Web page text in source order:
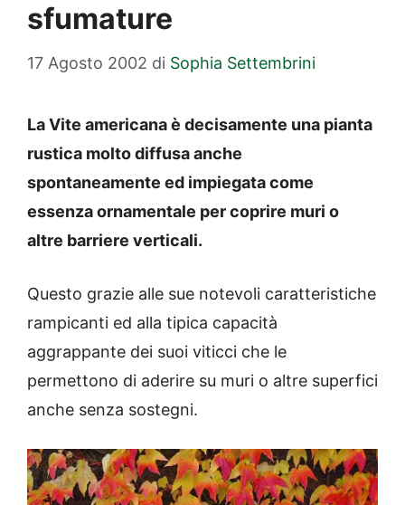
sfumature
17 Agosto 2002 di Sophia Settembrini
La Vite americana è decisamente una pianta
rustica molto diffusa anche
spontaneamente ed impiegata come
essenza ornamentale per coprire muri o
altre barriere verticali.
Questo grazie alle sue notevoli caratteristiche
rampicanti ed alla tipica capacità
aggrappante dei suoi viticci che le
permettono di aderire su muri o altre superfici
anche senza sostegni.